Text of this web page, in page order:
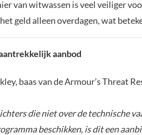
van witwassen is veel veiliger
geld alleen overdagen, wat
aanbod
baas van de Armour’s Threat
die niet over de technische
beschikken, is dit een